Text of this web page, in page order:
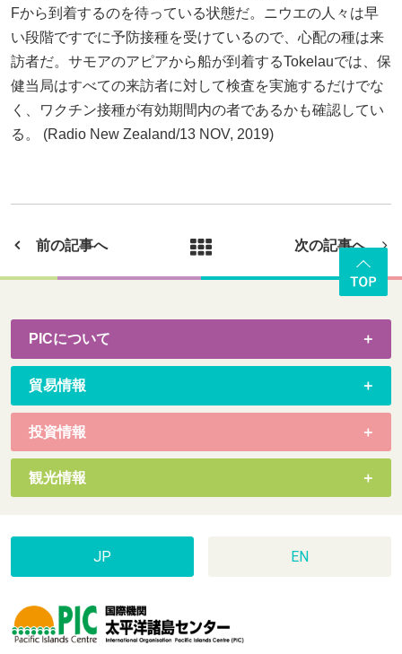
Fから到着するのを待っている状態だ。ニウエの人々は早
い段階ですでに予防接種を受けているので、心配の種は来
訪者だ。サモアのアピアから船が到着するTokelauでは、保
健当局はすべての来訪者に対して検査を実施するだけでな
く、ワクチン接種が有効期間内の者であるかも確認してい
る。 (Radio New Zealand/13 NOV, 2019)
前の記事へ 次の記事へ
PICについて
貿易情報
投資情報
観光情報
JP EN